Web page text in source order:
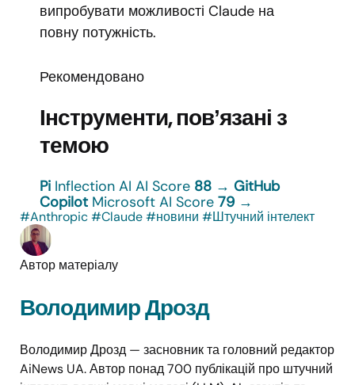
випробувати можливості Claude на
повну потужність.
Рекомендовано
Інструменти, повʼязані з
темою
Pi Inflection AI AI Score 88 → GitHub
Copilot Microsoft AI Score 79 →
#Anthropic#Claude#новини #Штучний інтелект
Автор матеріалу
Володимир Дрозд
Володимир Дрозд — засновник та головний редактор
AiNews UA. Автор понад 700 публікацій про штучний